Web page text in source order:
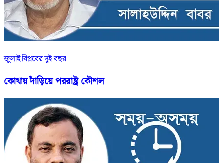
জুলাই বিপ্লবের দুই বছর
কোথায় দাঁড়িয়ে পররাষ্ট্র কৌশল